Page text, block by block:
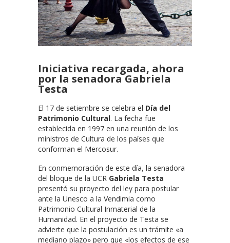
Iniciativa recargada, ahora
por la senadora Gabriela
Testa
El 17 de setiembre se celebra el Día del
Patrimonio Cultural. La fecha fue
establecida en 1997 en una reunión de los
ministros de Cultura de los países que
conforman el Mercosur.
En conmemoración de este día, la senadora
del bloque de la UCR Gabriela Testa
presentó su proyecto del ley para postular
ante la Unesco a la Vendimia como
Patrimonio Cultural Inmaterial de la
Humanidad. En el proyecto de Testa se
advierte que la postulación es un trámite «a
mediano plazo» pero que «los efectos de ese